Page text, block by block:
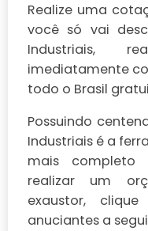
Realize uma
você só vai
Industriais,
imediatamente
todo o Brasil
Possuindo
Industriais é a
mais completo
realizar um
exaustor,
anuciantes a